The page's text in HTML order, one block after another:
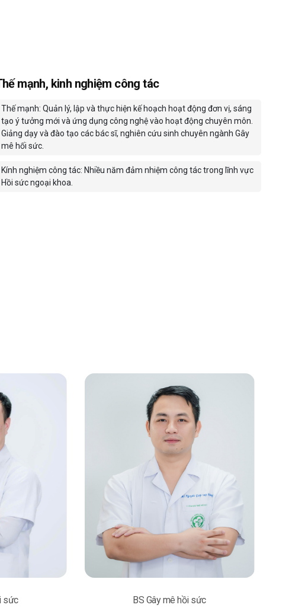
mạnh, kinh nghiệm công tác
Thế mạnh: Quản lý, lập và thực hiện kế hoạch hoạt động đơn vị, sáng
tạo ý tưởng mới và ứng dụng công nghệ vào hoạt động chuyên môn.
Giảng dạy và đào tạo các bác sĩ, nghiên cứu sinh chuyên ngành Gây
mê hối sức.
Kính nghiệm công tác: Nhiều năm đảm nhiệm công tác trong lĩnh vực
Hồi sức ngoại khoa.
sức BS Gây mê hồi sức